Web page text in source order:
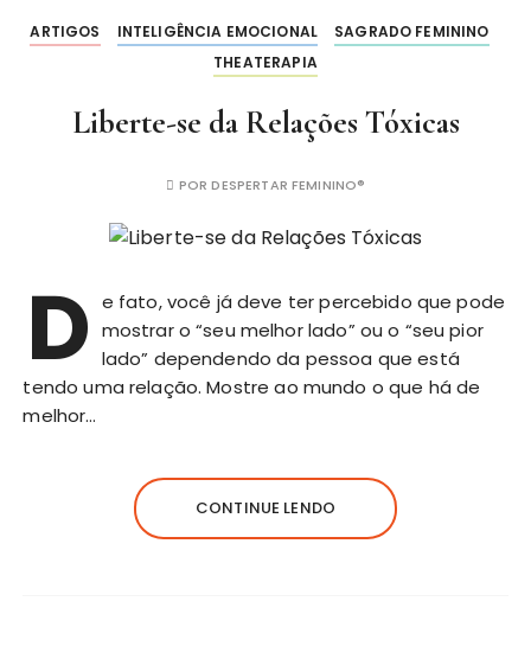
ARTIGOS INTELIGÊNCIA EMOCIONAL
SAGRADO FEMININO
THEATERAPIA
Liberte-se da Relações Tóxicas
PORDESPERTAR FEMININO®
D e fato, você já deve ter percebido que pode
mostrar o “seu melhor lado” ou o “seu pior
lado” dependendo da pessoa que está
tendo uma relação. Mostre ao mundo o que há de
melhor…
CONTINUE LENDO